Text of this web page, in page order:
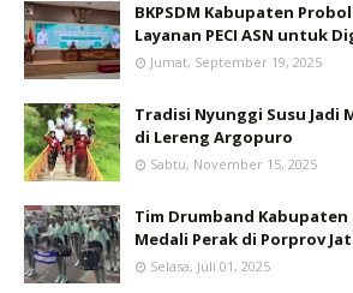
BKPSDM Kabupaten
Layanan PECI ASN untuk
Jumat, September 19, 2025
Tradisi Nyunggi Susu Jadi
di Lereng Argopuro
Sabtu, November 15, 2025
Tim Drumband
Medali Perak di Porprov
Selasa, Juli 01, 2025